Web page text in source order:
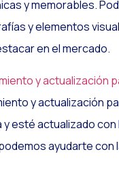
y memorables.
y elementos
en el mercado.
y actualización
y actualización
esté actualizado
ayudarte